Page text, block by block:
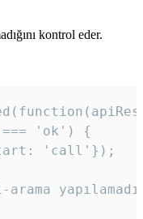
kontrol eder.
'ok') {
'call'});
arama